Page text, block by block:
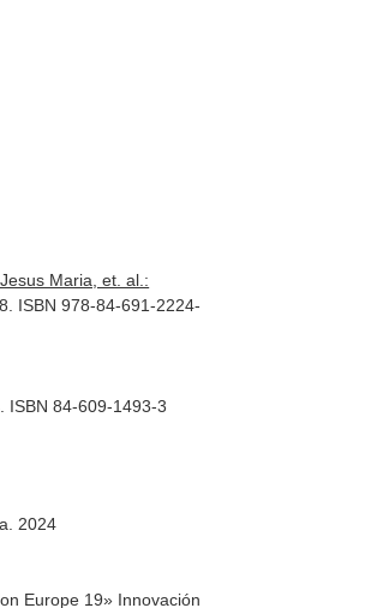
Maria, et. al.:
ISBN 978-84-691-2224-
ISBN 84-609-1493-3
2024
Europe 19» Innovación